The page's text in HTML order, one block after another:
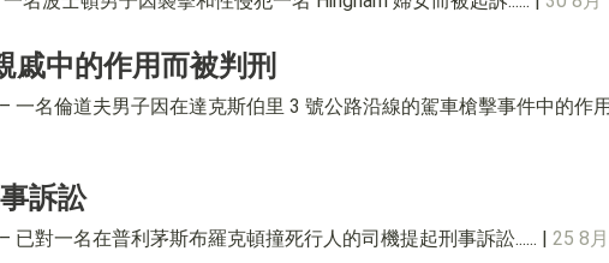
戚中的作用而被判刑
名倫道夫男子因在達克斯伯里 3 號公路沿線的駕車槍擊事件中的作
訴訟
對一名在普利茅斯布羅克頓撞死行人的司機提起刑事訴訟...... | 25 8